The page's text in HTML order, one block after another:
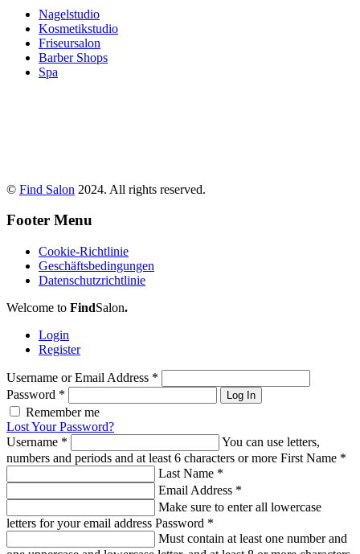
Nagelstudio
Kosmetikstudio
Friseursalon
Barber Shops
Spa
© Find Salon 2024. All rights reserved.
Footer Menu
Cookie-Richtlinie
Geschäftsbedingungen
Datenschutzrichtlinie
Welcome to FindSalon.
Login
Register
Username or Email Address *
Password * Log In
Remember me
Lost Your Password?
Username *
You can use letters,
numbers and periods and at least 6 characters or more First Name *
Last Name *
Email Address *
Make sure to enter all lowercase
letters for your email address Password *
Must contain at least one number and